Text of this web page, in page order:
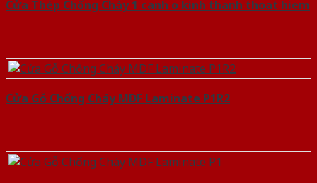
Cửa Thép Chống Cháy 1 canh o kinh thanh thoat hiem
Cửa Gỗ Chống Cháy MDF Laminate P1R2